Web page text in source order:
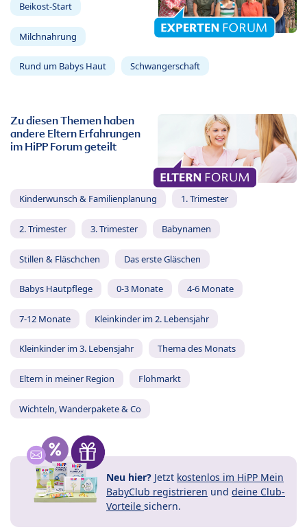
Beikost-Start
Milchnahrung
Rund um Babys Haut Schwangerschaft
Zu diesen Themen haben
andere Eltern Erfahrungen
im HiPP Forum geteilt
Kinderwunsch & Familienplanung 1. Trimester
2. Trimester 3. Trimester Babynamen
Stillen & Fläschchen Das erste Gläschen
Babys Hautpflege 0-3 Monate 4-6 Monate
7-12 Monate Kleinkinder im 2. Lebensjahr
Kleinkinder im 3. Lebensjahr Thema des Monats
Eltern in meiner Region Flohmarkt
Wichteln, Wanderpakete & Co
Neu hier? Jetzt kostenlos im HiPP Mein
BabyClub registrieren und deine Club-
Vorteile sichern.